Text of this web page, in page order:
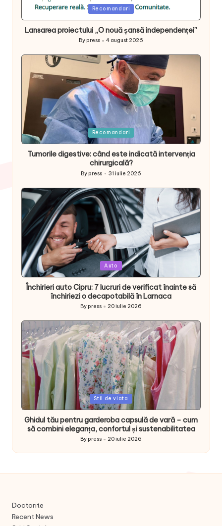
Posted
in
Recomandari
Lansarea proiectului „O nouă șansă independenței”
Posted
by
By press 4 august 2026
Posted
in
Recomandari
Tumorile digestive: când este indicată intervenția
chirurgicală?
Posted
By press 31 iulie 2026
Posted
in
Auto
Închirieri auto Cipru: 7 lucruri de verificat înainte să
închiriezi o decapotabilă în Larnaca
Posted
by
By press 20 iulie 2026
Posted
in
Stil de viata
Ghidul tău pentru garderoba capsulă de vară – cum
să combini eleganța, confortul și sustenabilitatea
Posted
by
By press 20 iulie 2026
Doctorite
Recent News